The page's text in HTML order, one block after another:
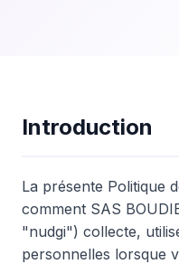
Introduction
La présente Politique
comment SAS
"nudgi") collecte,
personnelles lorsque